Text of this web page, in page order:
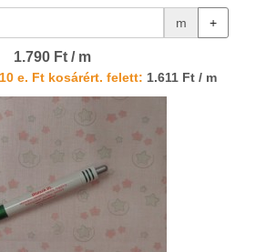
m +
1.790 Ft / m
e. Ft kosárért. felett: 1.611 Ft / m